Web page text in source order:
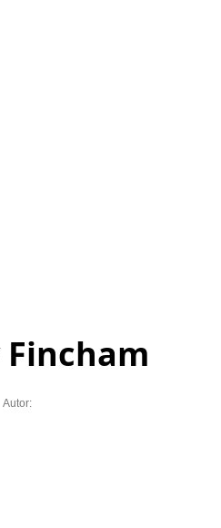
Fincham
Autor: